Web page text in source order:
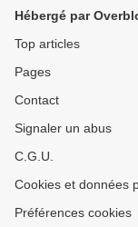
Hébergé par
Top articles
Pages
Contact
Signaler un abus
C.G.U.
Cookies et données
Préférences cookies